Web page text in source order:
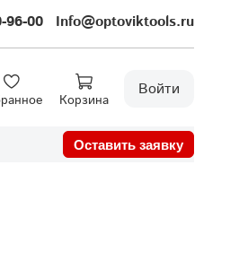
96-00 Info@optoviktools.ru
Корзина
Войти
Оставить заявку